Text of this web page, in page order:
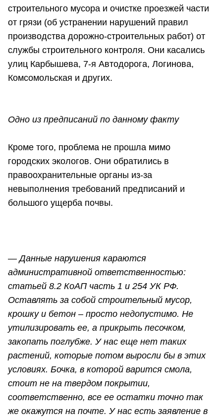
строительного мусора и очистке проезжей части
от грязи (об устранении нарушений правил
производства дорожно-строительных работ) от
службы строительного контроля. Они касались
улиц Карбышева, 7-я Автодорога, Логинова,
Комсомольская и других.
Одно из предписаний по данному факту
Кроме того, проблема не прошла мимо
городских экологов. Они обратились в
правоохранительные органы из-за
невыполнения требований предписаний и
большого ущерба почвы.
—Данные нарушения караются
административной ответственностью:
статьей 8.2 КоАП часть 1 и 254 УК РФ.
Оставлять за собой строительный мусор,
крошку и бетон – просто недопустимо. Не
утилизировать ее, а прикрыть песочком,
закопать поглубже. У нас еще нет таких
растений, которые потом выросли бы в этих
условиях. Бочка, в которой варится смола,
стоит не на твердом покрытии,
соответственно, все ее остатки точно так
же окажутся на почте. У нас есть заявление в